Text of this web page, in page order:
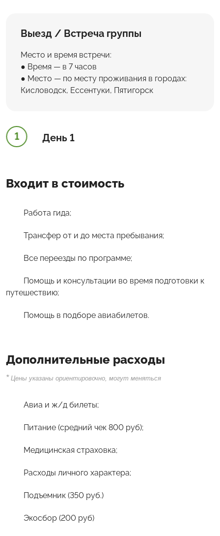
Выезд / Встреча группы
Место и время встречи:
Время — в 7 часов
Место — по месту проживания в городах:
Кисловодск, Ессентуки, Пятигорск
1 День 1
Входит в стоимость
Работа гида;
Трансфер от и до места пребывания;
Все переезды по программе;
Помощь и консультации во время подготовки к
путешествию;
Помощь в подборе авиабилетов.
Дополнительные расходы
* Цены указаны ориентировочно, могут меняться
Авиа и ж/д билеты;
Питание (средний чек 800 руб);
Медицинская страховка;
Расходы личного характера;
Подъемник (350 руб.)
Экосбор (200 руб)